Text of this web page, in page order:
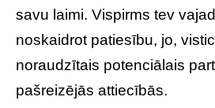
savu laimi. Vispirms tev
noskaidrot patiesību, jo,
noraudzītais potenciālais
pašreizējās attiecībās.